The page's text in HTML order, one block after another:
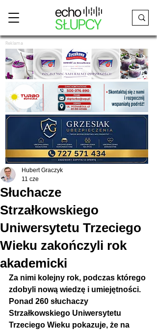
Reklama
Słuchacze
Strzałkowskiego
Uniwersytetu Trzeciego
Wieku zakończyli rok
akademicki
Hubert Graczyk
11 cze
Za nimi kolejny rok, podczas którego
zdobyli nową wiedzę i umiejętności.
Ponad 260 słuchaczy
Strzałkowskiego Uniwersytetu
Trzeciego Wieku pokazuje, że na